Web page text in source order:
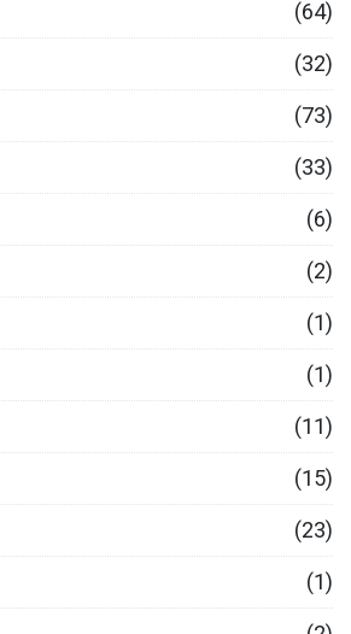
(64)
(32)
(73)
(33)
(6)
(2)
(1)
(1)
(11)
(15)
(23)
(1)